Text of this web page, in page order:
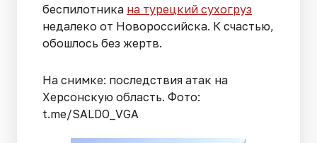
беспилотника на турецкий сухогруз
недалеко от Новороссийска. К счастью,
обошлось без жертв.
На снимке: последствия атак на
Херсонскую область. Фото:
t.me/SALDO_VGA